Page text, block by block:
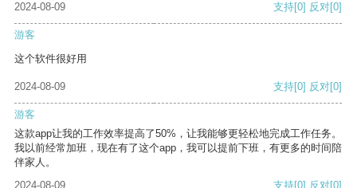
2024-08-09
支持[0] 反对[0]
游客
这个软件很好用
2024-08-09 支持[0] 反对[0]
游客
这款app让我的工作效率提高了50%，让我能够更轻松地完成工作任务。
我以前经常加班，现在有了这个app，我可以提前下班，有更多的时间陪
伴家人。
2024-08-09
支持[0] 反对[0]